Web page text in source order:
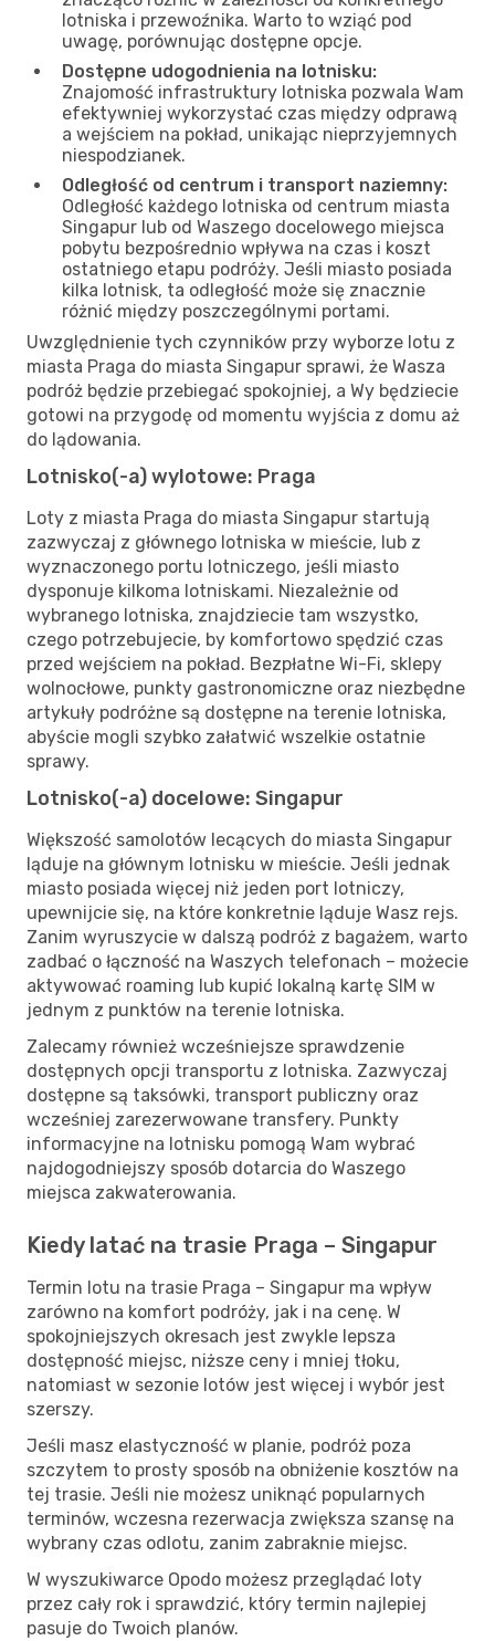
lotniska i przewoźnika. Warto to wziąć pod
uwagę, porównując dostępne opcje.
Dostępne udogodnienia na lotnisku:
Znajomość infrastruktury lotniska pozwala Wam
efektywniej wykorzystać czas między odprawą
a wejściem na pokład, unikając nieprzyjemnych
niespodzianek.
Odległość od centrum i transport naziemny:
Odległość każdego lotniska od centrum miasta
Singapur lub od Waszego docelowego miejsca
pobytu bezpośrednio wpływa na czas i koszt
ostatniego etapu podróży. Jeśli miasto posiada
kilka lotnisk, ta odległość może się znacznie
różnić między poszczególnymi portami.
Uwzględnienie tych czynników przy wyborze lotu z
miasta Praga do miasta Singapur sprawi, że Wasza
podróż będzie przebiegać spokojniej, a Wy będziecie
gotowi na przygodę od momentu wyjścia z domu aż
do lądowania.
Lotnisko(-a) wylotowe: Praga
Loty z miasta Praga do miasta Singapur startują
zazwyczaj z głównego lotniska w mieście, lub z
wyznaczonego portu lotniczego, jeśli miasto
dysponuje kilkoma lotniskami. Niezależnie od
wybranego lotniska, znajdziecie tam wszystko,
czego potrzebujecie, by komfortowo spędzić czas
przed wejściem na pokład. Bezpłatne Wi-Fi, sklepy
wolnocłowe, punkty gastronomiczne oraz niezbędne
artykuły podróżne są dostępne na terenie lotniska,
abyście mogli szybko załatwić wszelkie ostatnie
sprawy.
Lotnisko(-a) docelowe: Singapur
Większość samolotów lecących do miasta Singapur
ląduje na głównym lotnisku w mieście. Jeśli jednak
miasto posiada więcej niż jeden port lotniczy,
upewnijcie się, na które konkretnie ląduje Wasz rejs.
Zanim wyruszycie w dalszą podróż z bagażem, warto
zadbać o łączność na Waszych telefonach – możecie
aktywować roaming lub kupić lokalną kartę SIM w
jednym z punktów na terenie lotniska.
Zalecamy również wcześniejsze sprawdzenie
dostępnych opcji transportu z lotniska. Zazwyczaj
dostępne są taksówki, transport publiczny oraz
wcześniej zarezerwowane transfery. Punkty
informacyjne na lotnisku pomogą Wam wybrać
najdogodniejszy sposób dotarcia do Waszego
miejsca zakwaterowania.
Kiedy latać na trasie Praga – Singapur
Termin lotu na trasie Praga – Singapur ma wpływ
zarówno na komfort podróży, jak i na cenę. W
spokojniejszych okresach jest zwykle lepsza
dostępność miejsc, niższe ceny i mniej tłoku,
natomiast w sezonie lotów jest więcej i wybór jest
szerszy.
Jeśli masz elastyczność w planie, podróż poza
szczytem to prosty sposób na obniżenie kosztów na
tej trasie. Jeśli nie możesz uniknąć popularnych
terminów, wczesna rezerwacja zwiększa szansę na
wybrany czas odlotu, zanim zabraknie miejsc.
W wyszukiwarce Opodo możesz przeglądać loty
przez cały rok i sprawdzić, który termin najlepiej
pasuje do Twoich planów.